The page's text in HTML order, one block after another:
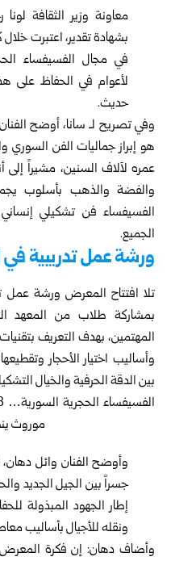
معاونة وزير الثقافة
بشهادة تقدير، اعتبرت
في مجال الفسيفساء
لأعوام في الحفاظ على
حديث.
وفي تصريح لـ سانا، أوضح
هو إبراز جماليات الفن السوري
عمره لآلاف السنين، مشيراً إلى
والفضة والذهب بأسلوب يجمع
الفسيفساء فن تشكيلي
الجميع.
ورشة عمل تدريبية
تلا افتتاح المعرض ورشة عمل
بمشاركة طلاب من المعهد
المهتمين، بهدف التعريف
وأساليب اختيار الأحجار
بين الدقة الحرفية والخيال
وأوضح الفنان وائل
جسراً بين الجيل الجديد
إطار الجهود المبذولة
ونقله للأجيال بأساليب
وأضاف دهان: إن فكرة